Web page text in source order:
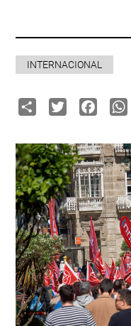
INTERNACIONAL
ShareTwitter